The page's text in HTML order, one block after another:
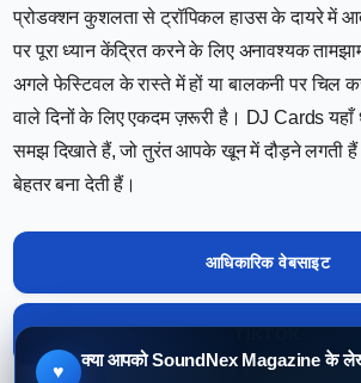
प्रोडक्शन कुशलता से ट्रॉपिकल हाउस के दायरे में
पर पूरा ध्यान केंद्रित करने के लिए अनावश्यक
अगले फेस्टिवल के रास्ते में हों या बालकनी पर चिल
वाले दिनों के लिए एकदम ज़रूरी है। DJ Cards यहाँ
समझ दिखाते हैं, जो तुरंत आपके खून में दौड़ने लगती
बेहतर बना देती हैं।
आधिकारिक वेबसाइट
♥
क्या आपको SoundNex Magazine के